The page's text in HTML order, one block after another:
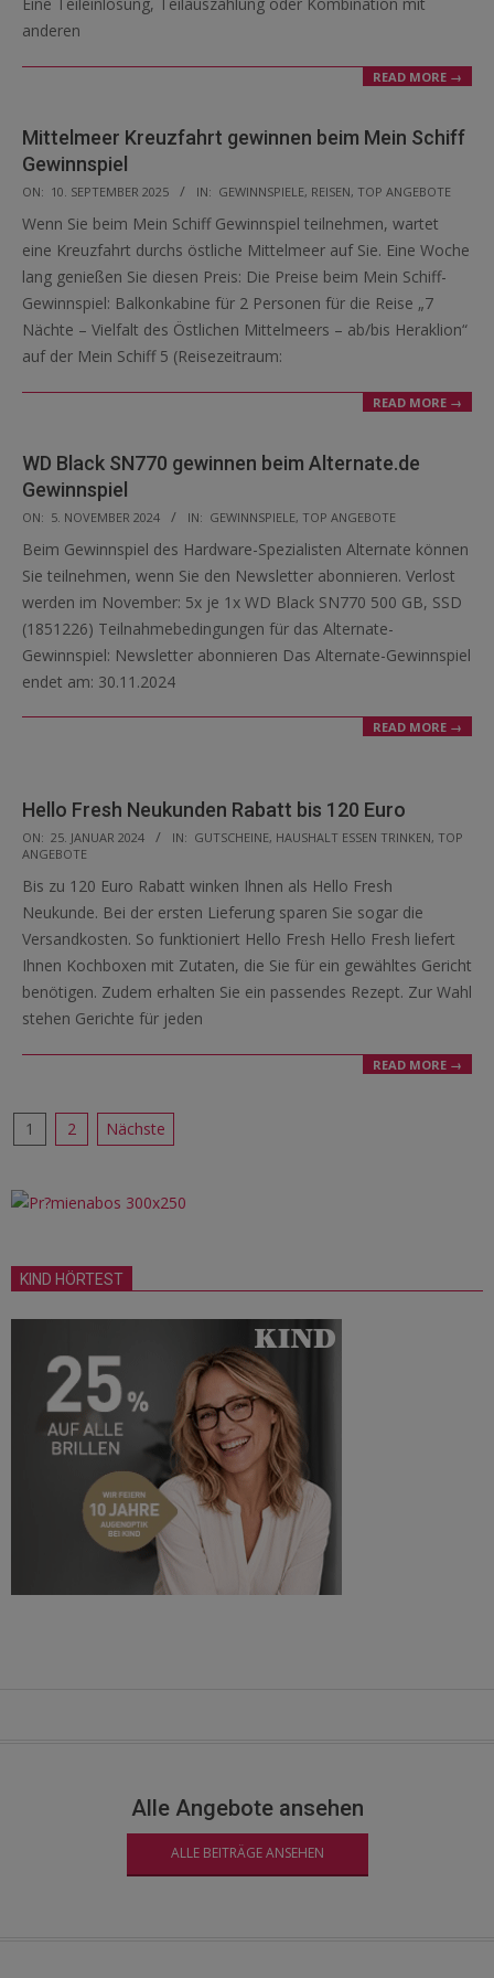
Eine Teileinlösung, Teilauszahlung oder Kombination mit
anderen
READ MORE →
Mittelmeer Kreuzfahrt gewinnen beim Mein Schiff
Gewinnspiel
2025-
09-
10
ON: 10. SEPTEMBER 2025 IN: GEWINNSPIELE, REISEN, TOP ANGEBOTE
Wenn Sie beim Mein Schiff Gewinnspiel teilnehmen, wartet
eine Kreuzfahrt durchs östliche Mittelmeer auf Sie. Eine Woche
lang genießen Sie diesen Preis: Die Preise beim Mein Schiff-
Gewinnspiel: Balkonkabine für 2 Personen für die Reise „7
Nächte – Vielfalt des Östlichen Mittelmeers – ab/bis Heraklion“
auf der Mein Schiff 5 (Reisezeitraum:
READ MORE →
WD Black SN770 gewinnen beim Alternate.de
Gewinnspiel
2024-
11-
05
ON: 5. NOVEMBER 2024 IN: GEWINNSPIELE, TOP ANGEBOTE
Beim Gewinnspiel des Hardware-Spezialisten Alternate können
Sie teilnehmen, wenn Sie den Newsletter abonnieren. Verlost
werden im November: 5x je 1x WD Black SN770 500 GB, SSD
(1851226) Teilnahmebedingungen für das Alternate-
Gewinnspiel: Newsletter abonnieren Das Alternate-Gewinnspiel
endet am: 30.11.2024
READ MORE →
Hello Fresh Neukunden Rabatt bis 120 Euro
2024-
01-
25
ON: 25. JANUAR 2024 IN: GUTSCHEINE, HAUSHALT ESSEN TRINKEN, TOP
ANGEBOTE
Bis zu 120 Euro Rabatt winken Ihnen als Hello Fresh
Neukunde. Bei der ersten Lieferung sparen Sie sogar die
Versandkosten. So funktioniert Hello Fresh Hello Fresh liefert
Ihnen Kochboxen mit Zutaten, die Sie für ein gewähltes Gericht
benötigen. Zudem erhalten Sie ein passendes Rezept. Zur Wahl
stehen Gerichte für jeden
READ MORE →
Seitennummerierung
Beiträge
1 2 Nächste
KIND HÖRTEST
Alle Angebote ansehen
ALLE BEITRÄGE ANSEHEN